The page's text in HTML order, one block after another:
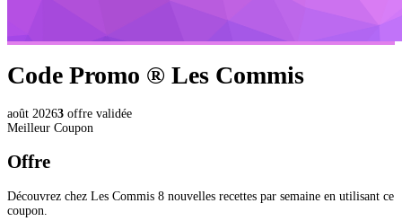
Code Promo ® Les Commis
août 20263 offre validée
Meilleur Coupon
Offre
Découvrez chez Les Commis 8 nouvelles recettes par semaine en utilisant ce
coupon.